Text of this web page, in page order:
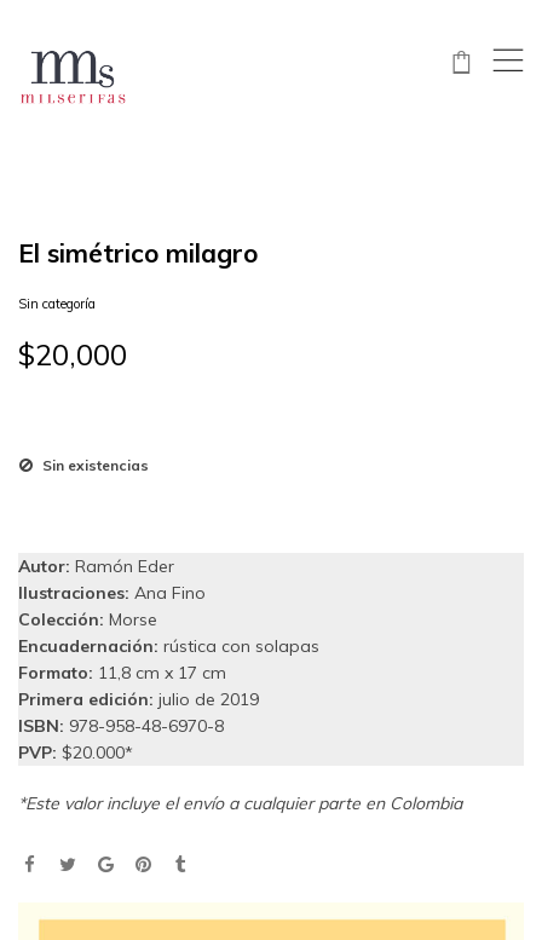
$ ,
El simétrico milagro
Sin categoría
$20,000
Sin existencias
Autor: Ramón Eder
Ilustraciones: Ana Fino
Colección: Morse
Encuadernación: rústica con solapas
Formato: 11,8 cm x 17 cm
Primera edición: julio de 2019
ISBN: 978-958-48-6970-8
PVP: $20.000*
*Este valor incluye el envío a cualquier parte en Colombia